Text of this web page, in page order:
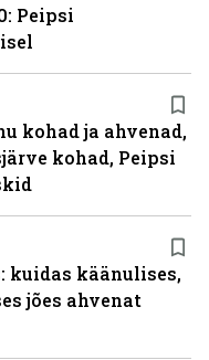
Peipsi
kohad ja ahvenad,
kohad, Peipsi
kuidas käänulises,
jões ahvenat